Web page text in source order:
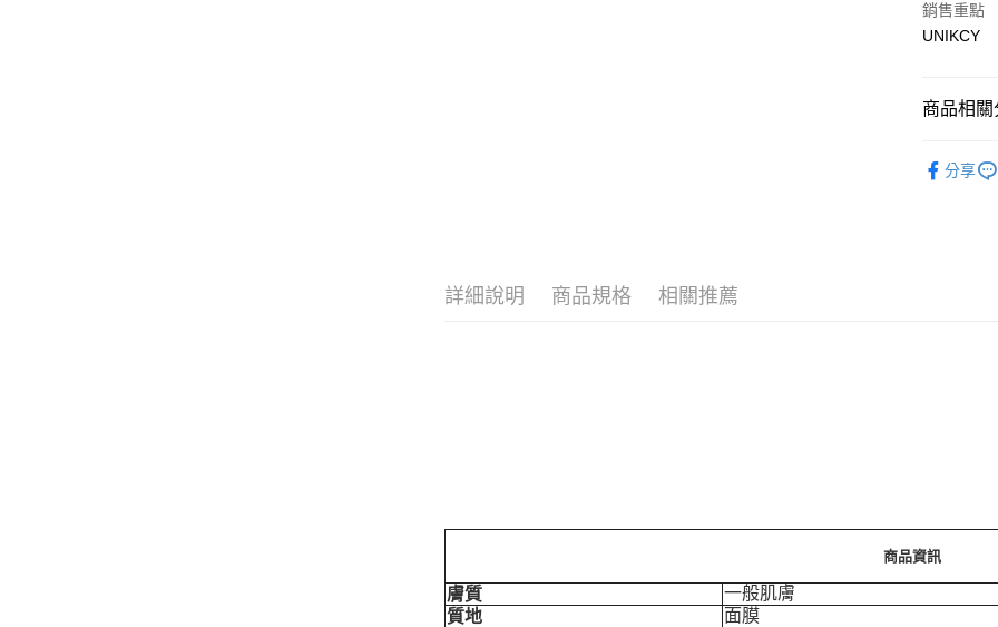
街口支付
Google
銷售重點
UNIKCY
商品相關
分享
詳細說明 商品規格 相關推薦
商品資訊
膚質
一般肌膚
質地
面膜